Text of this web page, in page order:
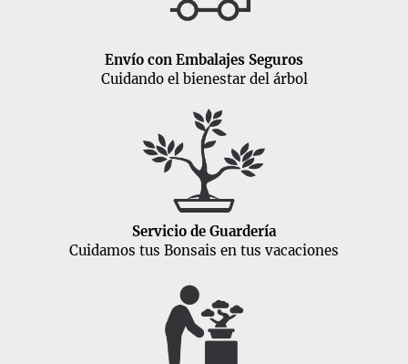
Envío con Embalajes Seguros
Cuidando el bienestar del árbol
Servicio de Guardería
Cuidamos tus Bonsais en tus vacaciones